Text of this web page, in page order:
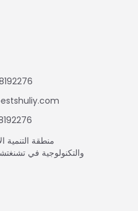
منطقة التنمية
والتكنولوجية فيPortuguese